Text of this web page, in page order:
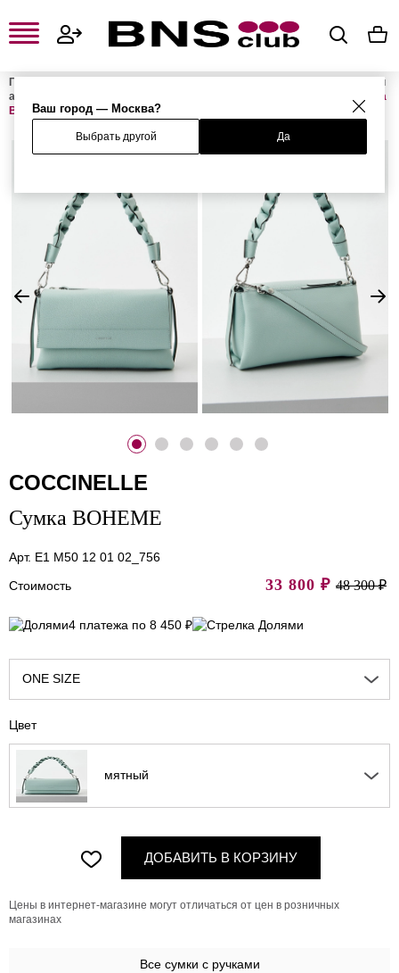
Ваш город — Москва?
Выбрать другой Да
Главная
Женские сумки и
аксессуары
Сумка
BOHEME
COCCINELLE
Сумка BOHEME
Арт. E1 M50 12 01 02_756
Стоимость
33 800 ₽ 48 300 ₽
4 платежа по 8 450 ₽
ONE SIZE
Цвет
мятный
ДОБАВИТЬ В КОРЗИНУ
Цены в интернет-магазине могут отличаться от цен в розничных
магазинах
Все сумки с ручками